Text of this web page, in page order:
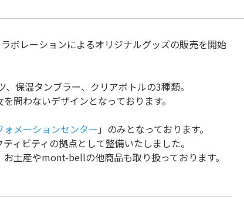
ボレーションによるオリジナルグッズの販売を開始
保温タンブラー、クリアボトルの3種類。
問わないデザインとなっております。
メーションセンター 」のみとなっております。
ィビティの拠点として整備いたしました。
土産やmont-bellの他商品も取り扱っております。